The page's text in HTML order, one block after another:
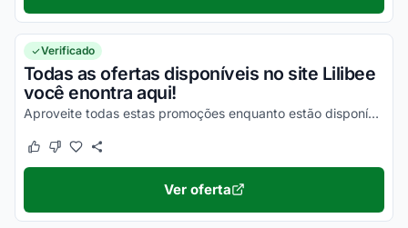
Verificado
Todas as ofertas disponíveis no site Lilibee
você enontra aqui!
Aproveite todas estas promoções enquanto estão disponíveis!
Este cupom funcionou
Este cupom não funcionou
Ver oferta